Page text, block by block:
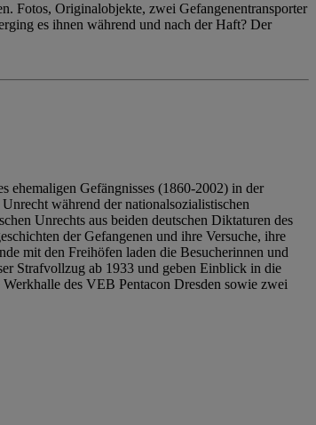
Fotos, Originalobjekte, zwei Gefangenentransporter
es ihnen während und nach der Haft? Der
ehemaligen Gefängnisses (1860-2002) in der
während der nationalsozialistischen
Unrechts aus beiden deutschen Diktaturen des
der Gefangenen und ihre Versuche, ihre
mit den Freihöfen laden die Besucherinnen und
Strafvollzug ab 1933 und geben Einblick in die
des VEB Pentacon Dresden sowie zwei